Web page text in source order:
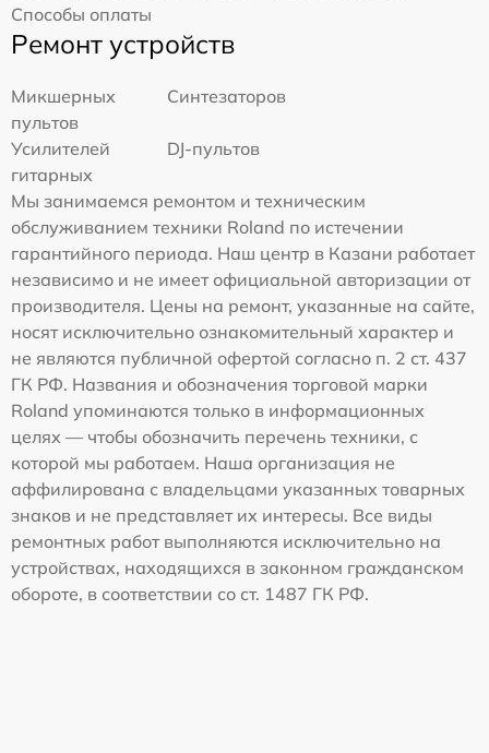
Способы оплаты
Ремонт устройств
Микшерных
пультов
Синтезаторов
Усилителей
гитарных
DJ-пультов
Мы занимаемся ремонтом и техническим
обслуживанием техники Roland по истечении
гарантийного периода. Наш центр в Казани работает
независимо и не имеет официальной авторизации от
производителя. Цены на ремонт, указанные на сайте,
носят исключительно ознакомительный характер и
не являются публичной офертой согласно п. 2 ст. 437
ГК РФ. Названия и обозначения торговой марки
Roland упоминаются только в информационных
целях — чтобы обозначить перечень техники, с
которой мы работаем. Наша организация не
аффилирована с владельцами указанных товарных
знаков и не представляет их интересы. Все виды
ремонтных работ выполняются исключительно на
устройствах, находящихся в законном гражданском
обороте, в соответствии со ст. 1487 ГК РФ.